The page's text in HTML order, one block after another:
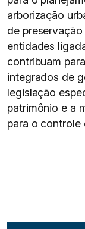
arborização
de
entidades
contribuam
integrados de
legislação
patrimônio e a
para o controle